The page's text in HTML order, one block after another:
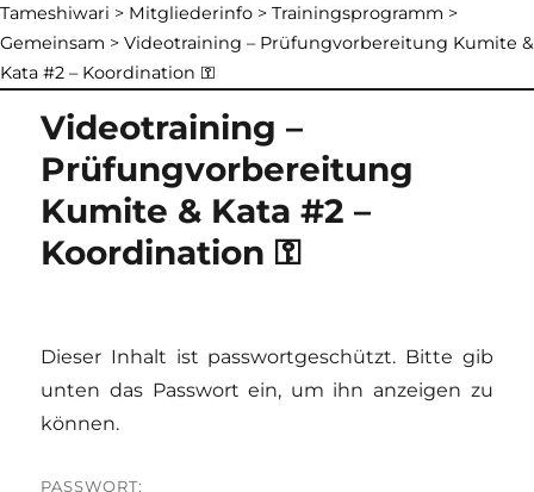
Tameshiwari > Mitgliederinfo > Trainingsprogramm >
Gemeinsam > Videotraining – Prüfungvorbereitung Kumite &
Kata #2 – Koordination ⚿
Videotraining –
Prüfungvorbereitung
Kumite & Kata #2 –
Koordination ⚿
Dieser Inhalt ist passwortgeschützt. Bitte gib
unten das Passwort ein, um ihn anzeigen zu
können.
PASSWORT: